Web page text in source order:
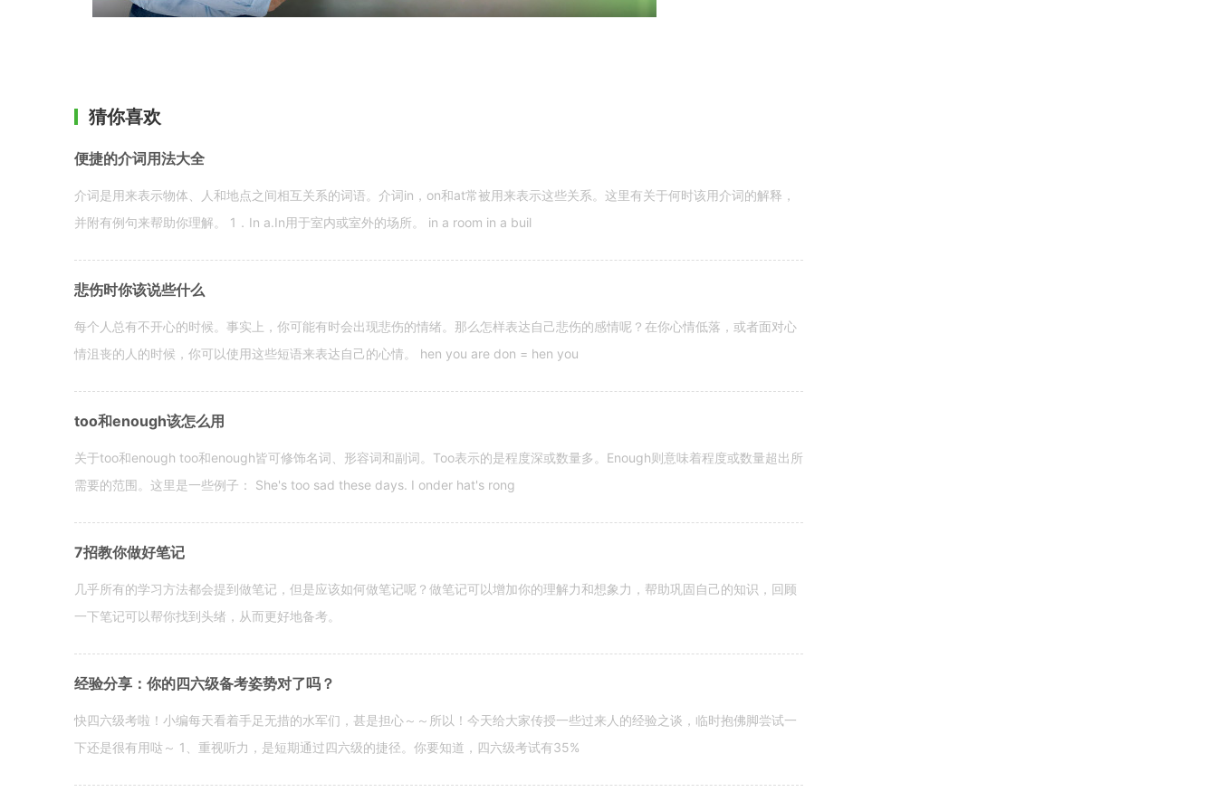
猜你喜欢
便捷的介词用法大全
介词是用来表示物体、人和地点之间相互关系的词语。介词in，on和at常被用来表示这些关系。这里有关于何时该用介词的解释，
并附有例句来帮助你理解。 1．In a.In用于室内或室外的场所。 in a room in a buil
悲伤时你该说些什么
每个人总有不开心的时候。事实上，你可能有时会出现悲伤的情绪。那么怎样表达自己悲伤的感情呢？在你心情低落，或者面对心
情沮丧的人的时候，你可以使用这些短语来表达自己的心情。 hen you are don = hen you
too和enough该怎么用
关于too和enough too和enough皆可修饰名词、形容词和副词。Too表示的是程度深或数量多。Enough则意味着程度或数量超出所
需要的范围。这里是一些例子： She's too sad these days. I onder hat's rong
7招教你做好笔记
几乎所有的学习方法都会提到做笔记，但是应该如何做笔记呢？做笔记可以增加你的理解力和想象力，帮助巩固自己的知识，回顾
一下笔记可以帮你找到头绪，从而更好地备考。
经验分享：你的四六级备考姿势对了吗？
快四六级考啦！小编每天看着手足无措的水军们，甚是担心～～所以！今天给大家传授一些过来人的经验之谈，临时抱佛脚尝试一
下还是很有用哒～ 1、重视听力，是短期通过四六级的捷径。你要知道，四六级考试有35%